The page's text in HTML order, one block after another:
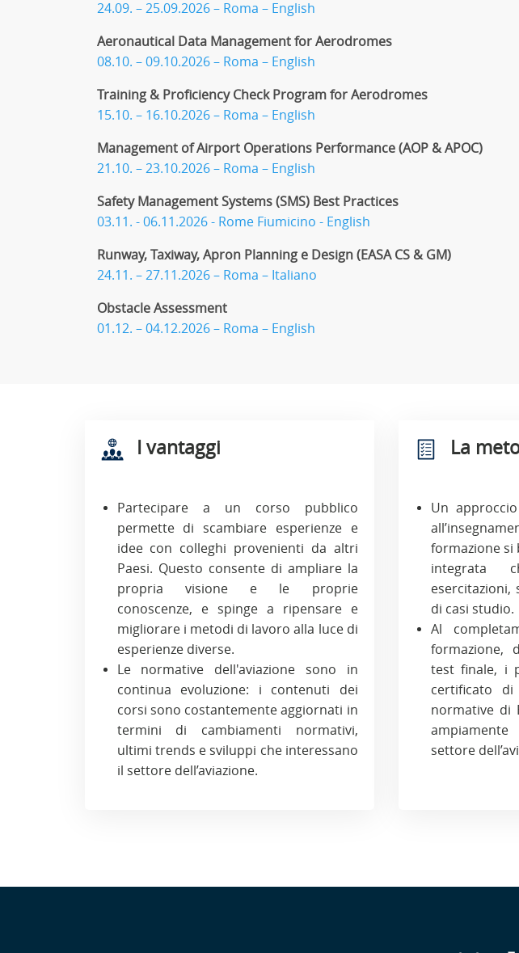
24.09. – 25.09.2026 – Roma – English
Aeronautical Data Management for Aerodromes
08.10. – 09.10.2026 – Roma – English
Training & Proficiency Check Program for Aerodromes
15.10. – 16.10.2026 – Roma – English
Management of Airport Operations Performance (AOP & APOC)
21.10. – 23.10.2026 – Roma – English
Safety Management Systems (SMS) Best Practices
03.11. - 06.11.2026 - Rome Fiumicino - English
Runway, Taxiway, Apron Planning e Design (EASA CS & GM)
24.11. – 27.11.2026 – Roma – Italiano
Obstacle Assessment
01.12. – 04.12.2026 – Roma – English
I vantaggi
Partecipare a un corso pubblico
permette di scambiare esperienze e
idee con colleghi provenienti da altri
Paesi. Questo consente di ampliare la
propria visione e le proprie
conoscenze, e spinge a ripensare e
migliorare i metodi di lavoro alla luce di
esperienze diverse.
Le normative dell'aviazione sono in
continua evoluzione: i contenuti dei
corsi sono costantemente aggiornati in
termini di cambiamenti normativi,
ultimi trends e sviluppi che interessano
il settore dell’aviazione.
La
Un
formazione si
integrata
esercitazioni,
di casi studio.
Al
formazione,
test finale, i
certificato
normative di
settore